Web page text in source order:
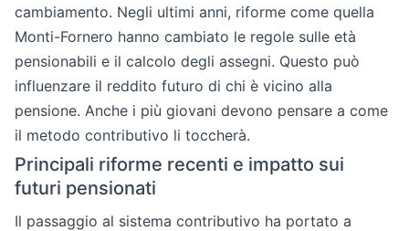
cambiamento. Negli ultimi anni, riforme come quella
Monti-Fornero hanno cambiato le regole sulle età
pensionabili e il calcolo degli assegni. Questo può
influenzare il reddito futuro di chi è vicino alla
pensione. Anche i più giovani devono pensare a come
il metodo contributivo li toccherà.
Principali riforme recenti e impatto sui
futuri pensionati
Il passaggio al sistema contributivo ha portato a